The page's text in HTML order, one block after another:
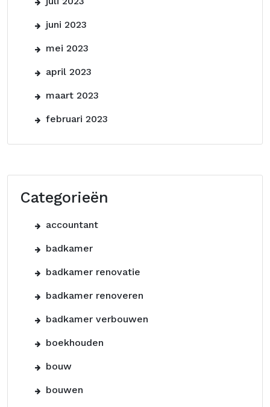
juni 2023
mei 2023
april 2023
maart 2023
februari 2023
Categorieën
accountant
badkamer
badkamer renovatie
badkamer renoveren
badkamer verbouwen
boekhouden
bouw
bouwen